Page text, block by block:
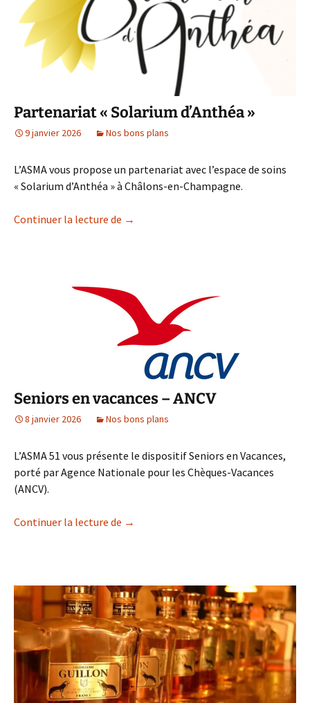
Partenariat « Solarium d’Anthéa »
9 janvier 2026 Nos bons plans
L’ASMA vous propose un partenariat avec l’espace de soins
« Solarium d’Anthéa » à Châlons-en-Champagne.
Continuer la lecture de Partenariat « Solarium d’Anthéa »
→
Seniors en vacances – ANCV
8 janvier 2026 Nos bons plans
L’ASMA 51 vous présente le dispositif Seniors en Vacances,
porté par Agence Nationale pour les Chèques-Vacances
(ANCV).
Continuer la lecture de Seniors en vacances – ANCV
→